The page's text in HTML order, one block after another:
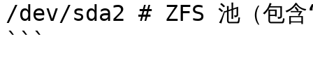
/dev/sda2 # ZFS 池（包含
```